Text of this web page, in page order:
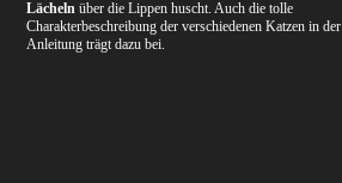
Lächeln über die Lippen huscht. Auch die tolle
Charakterbeschreibung der verschiedenen Katzen in der
Anleitung trägt dazu bei.